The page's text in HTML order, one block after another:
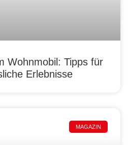
Wohnmobil: Tipps für
Erlebnisse
MAGAZIN